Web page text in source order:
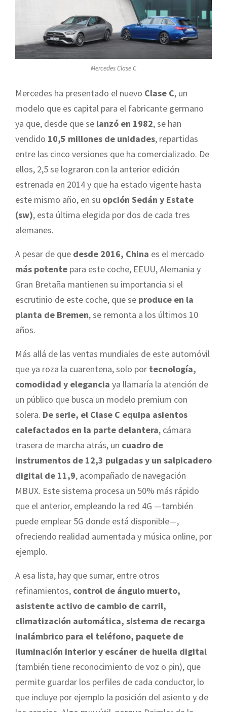
Mercedes Clase C
Mercedes ha presentado el nuevo Clase C, un
modelo que es capital para el fabricante germano
ya que, desde que se lanzó en 1982, se han
vendido 10,5 millones de unidades, repartidas
entre las cinco versiones que ha comercializado. De
ellos, 2,5 se lograron con la anterior edición
estrenada en 2014 y que ha estado vigente hasta
este mismo año, en su opción Sedán y Estate
(sw), esta última elegida por dos de cada tres
alemanes.
A pesar de que desde 2016, China es el mercado
más potente para este coche, EEUU, Alemania y
Gran Bretaña mantienen su importancia si el
escrutinio de este coche, que se produce en la
planta de Bremen, se remonta a los últimos 10
años.
Más allá de las ventas mundiales de este automóvil
que ya roza la cuarentena, solo por tecnología,
comodidad y elegancia ya llamaría la atención de
un público que busca un modelo premium con
solera. De serie, el Clase C equipa asientos
calefactados en la parte delantera, cámara
trasera de marcha atrás, un cuadro de
instrumentos de 12,3 pulgadas y un salpicadero
digital de 11,9, acompañado de navegación
MBUX. Este sistema procesa un 50% más rápido
que el anterior, empleando la red 4G —también
puede emplear 5G donde está disponible—,
ofreciendo realidad aumentada y música online, por
ejemplo.
A esa lista, hay que sumar, entre otros
refinamientos, control de ángulo muerto,
asistente activo de cambio de carril,
climatización automática, sistema de recarga
inalámbrico para el teléfono, paquete de
iluminación interior y escáner de huella digital
(también tiene reconocimiento de voz o pin), que
permite guardar los perfiles de cada conductor, lo
que incluye por ejemplo la posición del asiento y de